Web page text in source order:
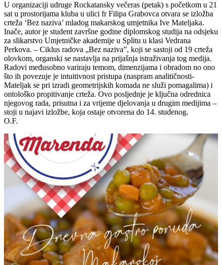
U organizaciji udruge Rockatansky večeras (petak) s početkom u 21
sat u prostorijama kluba u ulici fr Filipa Grabovca otvara se izložba
crteža ‘Bez naziva’ mladog makarskog umjetnika Ive Mateljaka.
Inače, autor je student završne godine diplomskog studija na odsjeku
za slikarstvo Umjetničke akademije u Splitu u klasi Vedrana
Perkova. – Ciklus radova „Bez naziva”, koji se sastoji od 19 crteža
olovkom, organski se nastavlja na prijašnja istraživanja tog medija.
Radovi međusobno variraju temom, dimenzijama i obradom no ono
što ih povezuje je intuitivnost pristupa (naspram analitičnosti-
Mateljak se pri izradi geometrijskih komada ne služi pomagalima) i
ontološko propitivanje crteža. Ovo posljednje je ključna odrednica
njegovog rada, prisutna i za vrijeme djelovanja u drugim medijima –
stoji u najavi izložbe, koja ostaje otvorena do 14. studenog.
O.F.